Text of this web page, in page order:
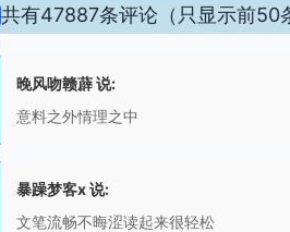
共有47887条评论（只显示前50
晚风吻赣薜 说:
意料之外情理之中
暴躁梦客x 说:
文笔流畅不晦涩读起来很轻松